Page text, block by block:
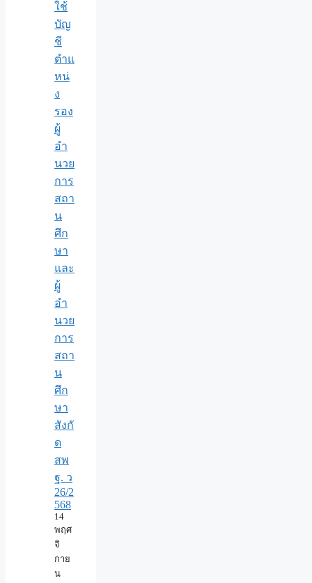
ใช้
บัญ
ชี
ตำแ
หน่
ง
รอง
ผู้
อำ
นวย
การ
สถา
น
ศึก
ษา
และ
ผู้
อำ
นวย
การ
สถา
น
ศึก
ษา
สังกั
ด
สพ
ฐ. ว
26/2
568
14
พฤศ
จิ
กาย
น